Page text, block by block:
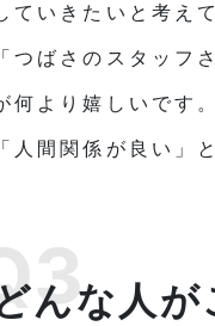
ていきたいと考え
「つばさのスタッフ
何より嬉しいです。
「人間関係が良い」
んな人が